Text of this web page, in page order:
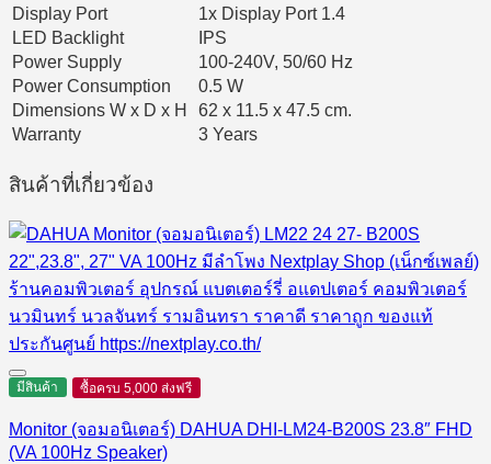
Display Port
1x Display Port 1.4
LED Backlight
IPS
Power Supply
100-240V, 50/60 Hz
Power Consumption
0.5 W
Dimensions W x D x H
62 x 11.5 x 47.5 cm.
Warranty
3 Years
สินค้าที่เกี่ยวข้อง
มีสินค้า ซื้อครบ 5,000 ส่งฟรี
Monitor (จอมอนิเตอร์) DAHUA DHI-LM24-B200S 23.8″ FHD
(VA 100Hz Speaker)